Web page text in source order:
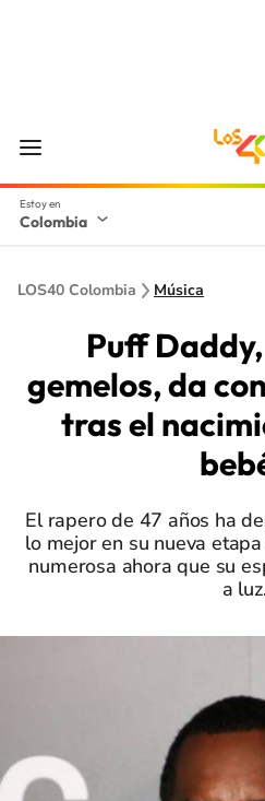
Colombia
LOS40 Colombia Música
Puff
gemelos, da
tras el
El rapero de 47 años ha
lo mejor en su nueva
numerosa ahora que su
a luz.